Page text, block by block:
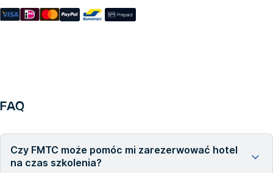
FAQ
Czy FMTC może pomóc mi zarezerwować hotel
na czas szkolenia?